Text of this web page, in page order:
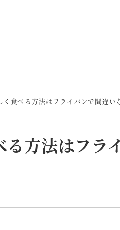
食べる方法はフライパンで間違い
方法はフラ